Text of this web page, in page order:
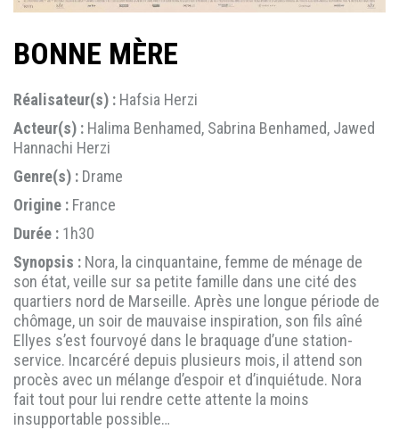
BONNE MÈRE
Réalisateur(s) : Hafsia Herzi
Acteur(s) : Halima Benhamed, Sabrina Benhamed, Jawed
Hannachi Herzi
Genre(s) : Drame
Origine : France
Durée : 1h30
Synopsis : Nora, la cinquantaine, femme de ménage de
son état, veille sur sa petite famille dans une cité des
quartiers nord de Marseille. Après une longue période de
chômage, un soir de mauvaise inspiration, son fils aîné
Ellyes s’est fourvoyé dans le braquage d’une station-
service. Incarcéré depuis plusieurs mois, il attend son
procès avec un mélange d’espoir et d’inquiétude. Nora
fait tout pour lui rendre cette attente la moins
insupportable possible…